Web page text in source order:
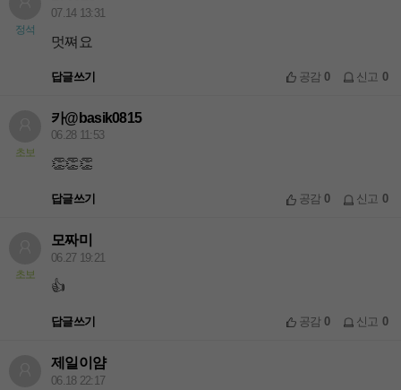
정석
07.14 13:31
멋쪄요
답글쓰기 공감0 신고 0
초보
카@basik0815
06.28 11:53
👏👏👏
답글쓰기 공감0 신고 0
초보
모짜미
06.27 19:21
👍
답글쓰기 공감0 신고 0
제일이얌
06.18 22:17